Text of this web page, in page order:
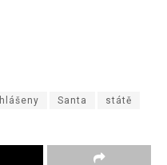
hlášeny Santa státě